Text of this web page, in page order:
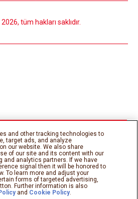
tüm hakları saklıdır.
and other tracking technologies to
target ads, and analyze
our website. We also share
of our site and its content with our
and analytics partners. If we have
signal then it will be honored to
To learn more and adjust your
forms of targeted advertising,
Further information is also
and Cookie Policy.